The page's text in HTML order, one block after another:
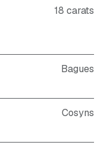
18 carats
Bagues
Cosyns